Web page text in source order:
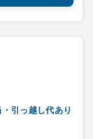
引っ越し代あり